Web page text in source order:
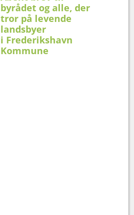
byrådet og alle, der
tror på levende
landsbyer
i Frederikshavn
Kommune